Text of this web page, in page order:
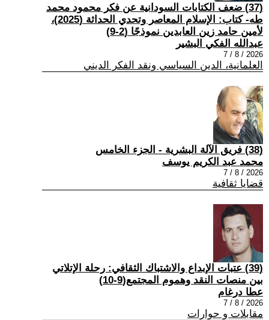
(37) ضعف الكتابات السودانية عن فكر محمود محمد
طه- كتاب: الإسلام المعاصر وتحدي الحداثة (2025)،
لأمين حامد زين العابدين نموذجًا (2-9)
عبدالله الفكي البشير
2026 / 8 / 7
العلمانية، الدين السياسي ونقد الفكر الديني
(38) فريق الآلة البشرية - الجزء الخامس
محمد عبد الكريم يوسف
2026 / 8 / 7
قضايا ثقافية
(39) عتبات الإبداع والاشتباك الثقافي: رحلة الإتلاتي
بين منصات النقد وهموم المجتمع(9-10)
عطا درغام
2026 / 8 / 7
مقابلات و حوارات